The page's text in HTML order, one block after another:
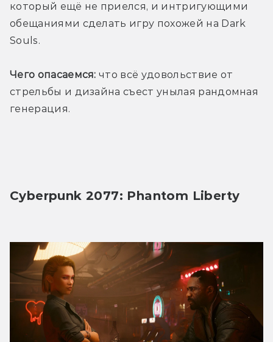
который ещё не приелся, и интригующими
обещаниями сделать игру похожей на Dark
Souls.
Чего опасаемся: что всё удовольствие от
стрельбы и дизайна съест унылая рандомная
генерация.
Cyberpunk 2077: Phantom Liberty